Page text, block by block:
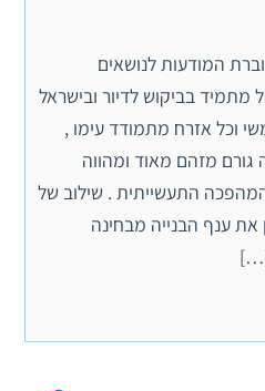
המודעות לנושאים
מתמיד בביקוש לדיור ובישראל
וכל אזרח מתמודד עימו ,
גורם מזהם מאוד ומהווה
התעשייתית . שילוב של
את ענף הבנייה מבחינה
[…]